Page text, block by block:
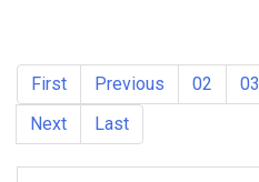
First Previous 02 03
Next
Last